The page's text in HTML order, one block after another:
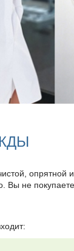
Вы не